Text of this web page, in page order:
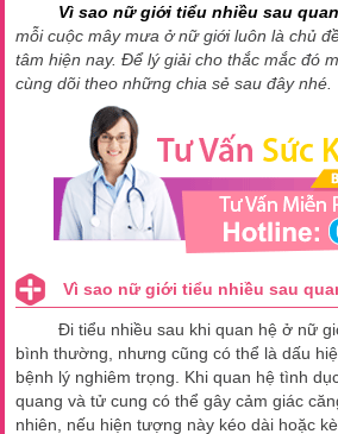
Vì sao nữ giới tiểu nhiều sau
mỗi cuộc mây mưa ở nữ giới luôn là chủ
tâm hiện nay. Để lý giải cho thắc mắc đó
cùng dõi theo những chia sẻ sau đây nhé.
Vì sao nữ giới tiểu nhiều sau
Đi tiểu nhiều sau khi quan hệ ở nữ
bình thường, nhưng cũng có thể là dấu
bệnh lý nghiêm trọng. Khi quan hệ tình
quang và tử cung có thể gây cảm giác
nhiên, nếu hiện tượng này kéo dài hoặc